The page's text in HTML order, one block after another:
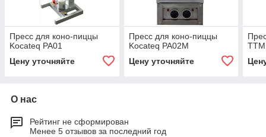
Пресс для коно-пиццы
Kocateq PA01
Цену уточняйте
Пресс для коно-пиццы
Kocateq PA02M
Цену уточняйте
ТТМ
О нас
Рейтинг не сформирован
Менее 5 отзывов за последний год